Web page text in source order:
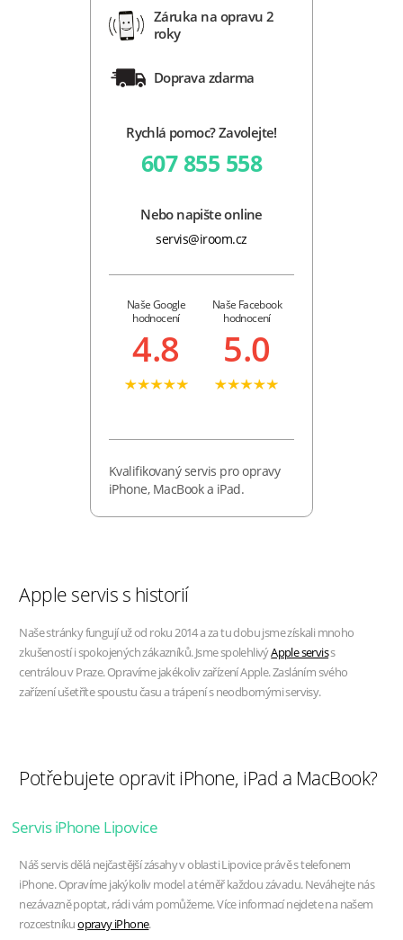
Záruka na opravu 2
roky
Doprava zdarma
Rychlá pomoc? Zavolejte!
607 855 558
Nebo napište online
servis@iroom.cz
Naše Google
hodnocení
4.8
Naše Facebook
hodnocení
5.0
Kvalifikovaný servis pro opravy
iPhone, MacBook a iPad.
Apple servis s historií
Naše stránky fungují už od roku 2014 a za tu dobu jsme získali mnoho
zkušeností i spokojených zákazníků. Jsme spolehlivýApple serviss
centrálou v Praze. Opravíme jakékoliv zařízení Apple. Zasláním svého
zařízení ušetříte spoustu času a trápení s neodbornými servisy.
Potřebujete opravit iPhone, iPad a MacBook?
Servis iPhone Lipovice
Náš servis dělá nejčastější zásahy v oblasti Lipovice právě s telefonem
iPhone. Opravíme jakýkoliv model a téměř každou závadu. Neváhejte nás
nezávazně poptat, rádi vám pomůžeme. Více informací nejdete na našem
rozcestníkuopravy iPhone.